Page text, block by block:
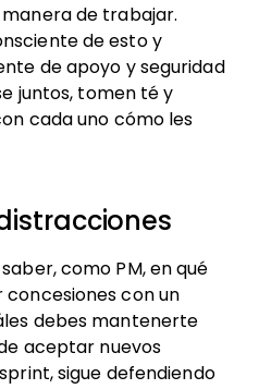
de trabajar.
de esto y
de apoyo y seguridad
juntos, tomen té y
cada uno cómo les
como PM, en qué
con un
debes mantenerte
aceptar nuevos
sigue defendiendo